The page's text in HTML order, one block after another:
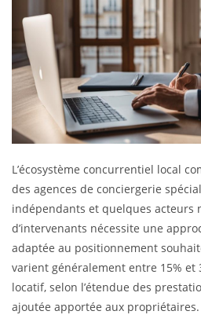
L’écosystème concurrentiel local
des agences de conciergerie
indépendants et quelques acteurs
d’intervenants nécessite une
adaptée au positionnement
varient généralement entre 15% et
locatif, selon l’étendue des
ajoutée apportée aux propriétaires.